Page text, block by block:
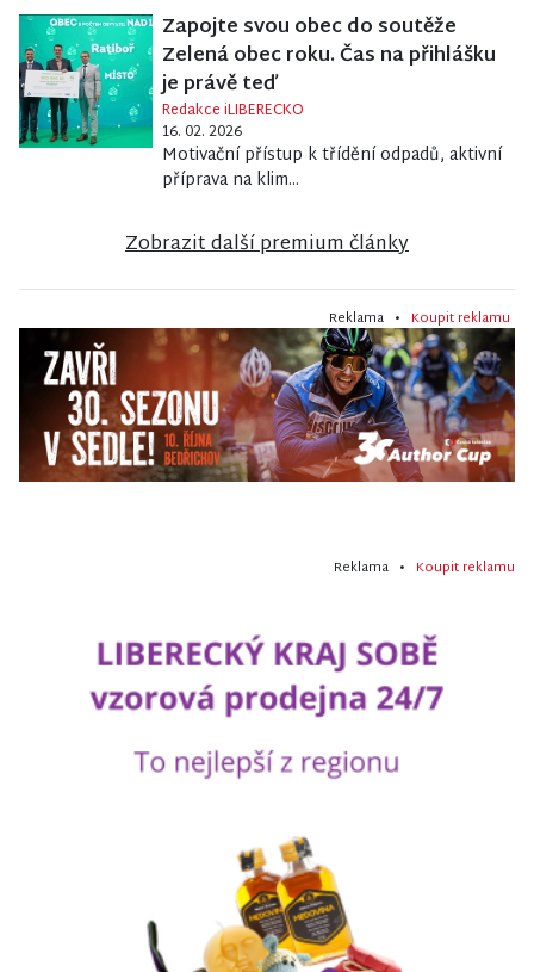
Zapojte svou obec do soutěže
Zelená obec roku. Čas na přihlášku
je právě teď
Redakce iLIBERECKO
16. 02. 2026
Motivační přístup k třídění odpadů, aktivní
příprava na klim...
Zobrazit další premium články
Reklama • Koupit reklamu
Reklama • Koupit reklamu